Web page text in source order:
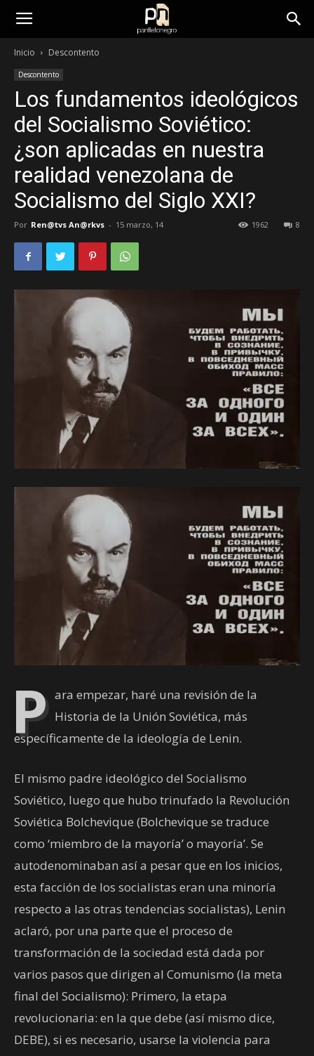
panfletonegro
Inicio Descontento
Descontento
Los fundamentos ideológicos
del Socialismo Soviético:
¿son aplicadas en nuestra
realidad venezolana de
Socialismo del Siglo XXI?
Por Ren@tvs An@rkvs - 15 marzo, 14 8
1962
P ara empezar, haré una revisión de la
Historia de la Unión Soviética, más
específicamente de la ideología de Lenin.
El mismo padre ideológico del Socialismo
Soviético, luego que hubo trinufado la Revolución
Soviética Bolchevique (Bolchevique se traduce
como ‘miembro de la mayoría’ o mayoría’. Se
autodenominaban así a pesar que en los inicios,
esta facción de los socialistas eran una minoría
respecto a las otras tendencias socialistas), Lenin
aclaró, por una parte que el proceso de
transformación de la sociedad está dada por
varios pasos que dirigen al Comunismo (la meta
final del Socialismo): Primero, la etapa
revolucionaria: en la que debe (así mismo dice,
DEBE), si es necesario, usarse la violencia para